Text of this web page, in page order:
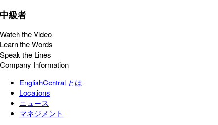
中級者
Watch the Video
Learn the Words
Speak the Lines
Company Information
EnglishCentral とは
Locations
ニュース
マネジメント